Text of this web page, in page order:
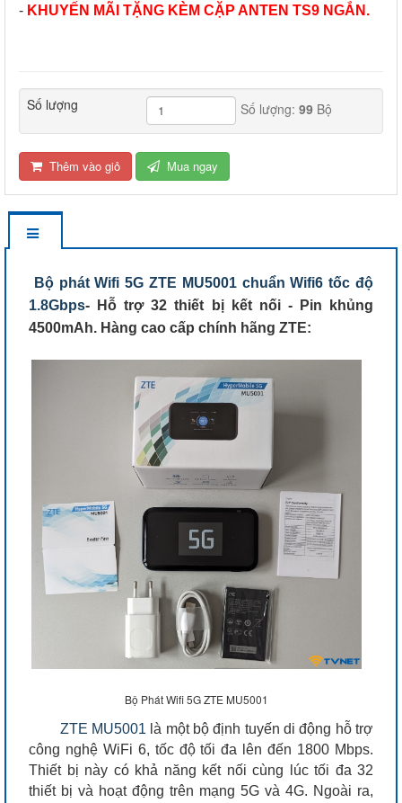
- KHUYẾN MÃI TẶNG KÈM CẶP ANTEN TS9 NGẮN.
Số lượng Số lượng: 99Bộ
Thêm vào giỏ Mua ngay
Bộ phát Wifi 5G ZTE MU5001 chuẩn Wifi6 tốc độ
1.8Gbps- Hỗ trợ 32 thiết bị kết nối - Pin khủng
4500mAh. Hàng cao cấp chính hãng ZTE:
Bộ Phát Wifi 5G ZTE MU5001
ZTE MU5001 là một bộ định tuyến di động hỗ trợ
công nghệ WiFi 6, tốc độ tối đa lên đến 1800 Mbps.
Thiết bị này có khả năng kết nối cùng lúc tối đa 32
thiết bị và hoạt động trên mạng 5G và 4G. Ngoài ra,